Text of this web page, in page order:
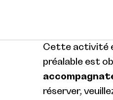
Cette activité
préalable est
réserver,